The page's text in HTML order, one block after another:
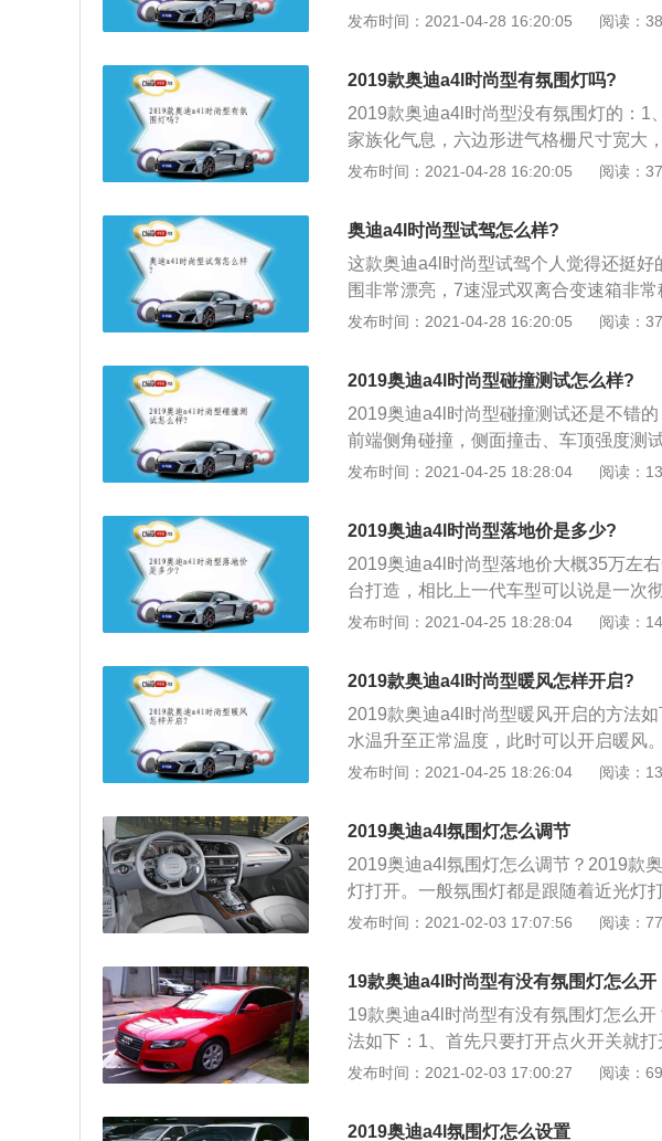
190马力和252马力；2、分别以尾标
系，奔驰C级，最大的优点就在于均衡
板，操控精准，转向灵敏，油耗适中，
了升级，最诱人的还是它的价格，唯一
5.88万；4、入门进取车型30.08万，今
尚型裸车价为33.58万，优惠幅度为6.83
发布时间：2021-04-28 16:20:05 阅读：
2019款奥迪a4l时尚型有氛围灯吗?
2019款奥迪a4l时尚型没有氛围灯的：1
家族化气息，六边形进气格栅尺寸宽大
精致。两侧车灯造型犀利，中间融入
整体给人感觉与老款车型还是颇为相似
加精致大气。多幅式方向盘、12.3英寸
还新增360°全景影像、32色氛围灯和全
面，新款A4L同时提供了符合国V和国
门车型35TFSI进取型继续搭载现有的
率同为150马力。此外40TFSI\/45TFSI
别为190马力和252马力，传动系统方面
5TFSI车型还将提供quattro四驱系统。
发布时间：2021-04-28 16:20:05 阅读：
奥迪a4l时尚型试驾怎么样?
这款奥迪a4l时尚型试驾个人觉得还挺
围非常漂亮，7速湿式双离合变速箱非
BA中最好的Quattro机械式全时四驱，
雪地和冰面上开的奥迪Quattro四驱不是
噪音控制的很好。试驾过宝马3系，不
奔驰舒适性最好，但太高调，保养也贵
调且动力操控舒适都有了。
发布时间：2021-04-28 16:20:05 阅读：
2019奥迪a4l时尚型碰撞测试怎么样?
2019奥迪a4l时尚型碰撞测试还是不错
前端侧角碰撞，侧面撞击、车顶强度测
测试之外，IIS还时常会进行一些特殊的
但这也遭到了部分厂商的不满；3、此
是，IIHS只会选择最低配车型进行测试
车重新测试，但是成绩必须与低配车型
布的碰撞测试成绩以及安全榜单就还是
发布时间：2021-04-25 18:28:04 阅读：
2019奥迪a4l时尚型落地价是多少?
2019奥迪a4l时尚型落地价大概35万左
台打造，相比上一代车型可以说是一次
非常满意上一代的造型，它给人的新鲜
矩阵式），灯厂诚意还是不错的，是不
个维度上都将超过宝马3系和奔驰C级
做的太夸张，相比海外标准轴距版A4加
比两个先来的对手还要短了12mm。长
到了2908mm；3、2019款奥迪A4L还采
计也是想好好创新一把吧！还别说，全
悍的前脸，确实更让人喜欢。
发布时间：2021-04-25 18:28:04 阅读：
2019款奥迪a4l时尚型暖风怎样开启?
2019款奥迪a4l时尚型暖风开启的方法
水温升至正常温度，此时可以开启暖风
调的循环方式调整为车内循环；3、调
的热循环，节省能源；5、空调挡位调
风方向一般为向前及脚下吹风，冷风一
发布时间：2021-04-25 18:26:04 阅读：
2019奥迪a4l氛围灯怎么调节
2019奥迪a4l氛围灯怎么调节？2019款
灯打开。一般氛围灯都是跟随着近光灯
了。打开MIB显示屏（按屏幕左下角的
的；3、氛围灯是一种具有装饰作用的
主要是为了使汽车在夜间更加绚丽，烘
发布时间：2021-02-03 17:07:56 阅读：
19款奥迪a4l时尚型有没有氛围灯怎么开
19款奥迪a4l时尚型有没有氛围灯怎么
法如下：1、首先只要打开点火开关就
调整。可以找到车内方向盘左侧的仪表
存在问题。建议到维修厂更换一个室外
发布时间：2021-02-03 17:00:27 阅读：
2019奥迪a4l氛围灯怎么设置